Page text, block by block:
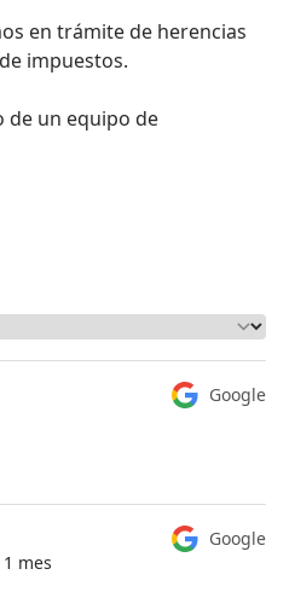
en trámite de herencias
impuestos.
de un equipo de
Google
Google
mes